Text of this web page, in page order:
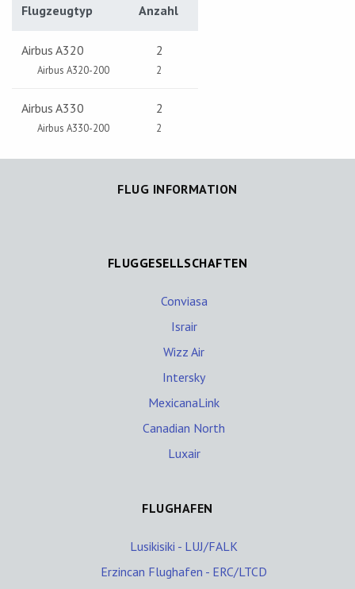
Flugzeugtyp Anzahl
Airbus A320
Airbus A320-200
2
2
Airbus A330
Airbus A330-200
2
2
FLUG INFORMATION
FLUGGESELLSCHAFTEN
Conviasa
Israir
Wizz Air
Intersky
MexicanaLink
Canadian North
Luxair
FLUGHAFEN
Lusikisiki - LUJ/FALK
Erzincan Flughafen - ERC/LTCD